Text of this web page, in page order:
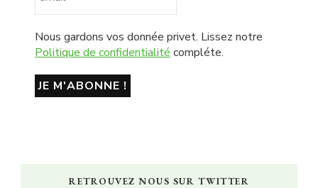
Nous gardons vos donnée privet. Lissez notre
Politique de confidentialité compléte.
RETROUVEZ NOUS SUR TWITTER